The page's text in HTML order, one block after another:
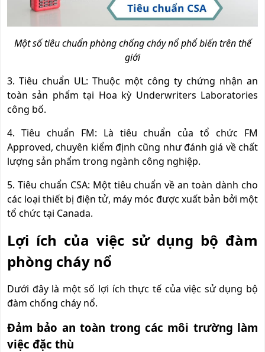
Một số tiêu chuẩn phòng chống cháy nổ phổ biến trên thế
giới
3. Tiêu chuẩn UL: Thuộc một công ty chứng nhận an
toàn sản phẩm tại Hoa kỳ Underwriters Laboratories
công bố.
4. Tiêu chuẩn FM: Là tiêu chuẩn của tổ chức FM
Approved, chuyên kiểm định cũng như đánh giá về chất
lượng sản phẩm trong ngành công nghiệp.
5. Tiêu chuẩn CSA: Một tiêu chuẩn về an toàn dành cho
các loại thiết bị điện tử, máy móc được xuất bản bởi một
tổ chức tại Canada.
Lợi ích của việc sử dụng bộ đàm
phòng cháy nổ
Dưới đây là một số lợi ích thực tế của việc sử dụng bộ
đàm chống cháy nổ.
Đảm bảo an toàn trong các môi trường làm
việc đặc thù